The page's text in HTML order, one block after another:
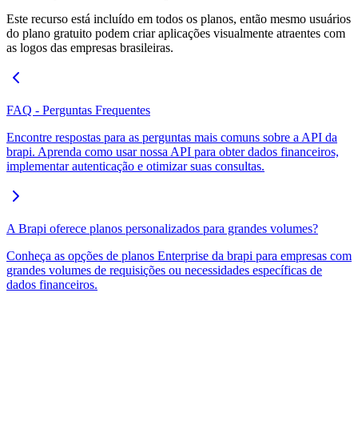
Este recurso está incluído em todos os planos, então mesmo usuários
do plano gratuito podem criar aplicações visualmente atraentes com
as logos das empresas brasileiras.
FAQ - Perguntas Frequentes
Encontre respostas para as perguntas mais comuns sobre a API da
brapi. Aprenda como usar nossa API para obter dados financeiros,
implementar autenticação e otimizar suas consultas.
A Brapi oferece planos personalizados para grandes volumes?
Conheça as opções de planos Enterprise da brapi para empresas com
grandes volumes de requisições ou necessidades específicas de
dados financeiros.